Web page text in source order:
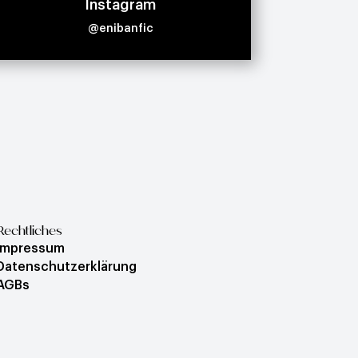
Instagram
@enibanfic